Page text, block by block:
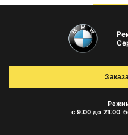
с 9:00 до 21:00